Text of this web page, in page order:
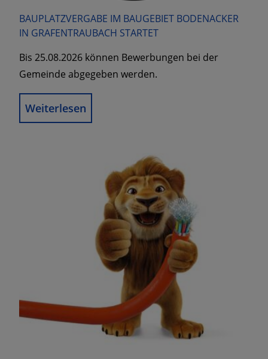
BAUPLATZVERGABE IM BAUGEBIET BODENACKER
IN GRAFENTRAUBACH STARTET
Bis 25.08.2026 können Bewerbungen bei der
Gemeinde abgegeben werden.
Weiterlesen